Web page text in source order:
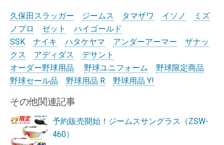
久保田スラッガー ジームス タマザワ イソノ
ミズ
ノプロ
ゼット
ハイゴールド
SSK
ナイキ ハタケヤマ アンダーアーマー
ザナッ
クス
アディダス
デサント
オーダー野球用品
野球ユニフォーム
野球限定商品
野球セール品
野球用品 R 野球用品 Y!
その他関連記事
予約販売開始！ジームスサングラス（ZSW-
460）